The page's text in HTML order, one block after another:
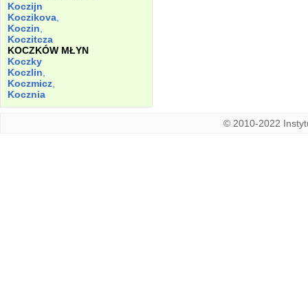
Koczijn
Koczikova
Koczin
Koczitcza
KOCZKÓW MŁYN
Koczky
Koczlin
Koczmicz
Kocznia
© 2010-2022